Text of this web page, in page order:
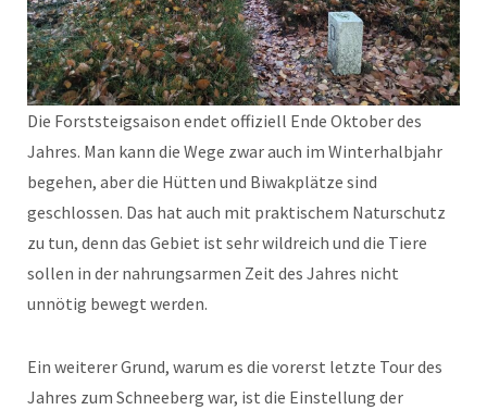
Die Forststeigsaison endet offiziell Ende Oktober des
Jahres. Man kann die Wege zwar auch im Winterhalbjahr
begehen, aber die Hütten und Biwakplätze sind
geschlossen. Das hat auch mit praktischem Naturschutz
zu tun, denn das Gebiet ist sehr wildreich und die Tiere
sollen in der nahrungsarmen Zeit des Jahres nicht
unnötig bewegt werden.
Ein weiterer Grund, warum es die vorerst letzte Tour des
Jahres zum Schneeberg war, ist die Einstellung der